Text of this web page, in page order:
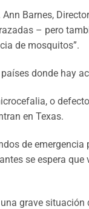
Barnes,
– pero
de mosquitos”.
donde hay
o
en Texas.
de
se espera
grave